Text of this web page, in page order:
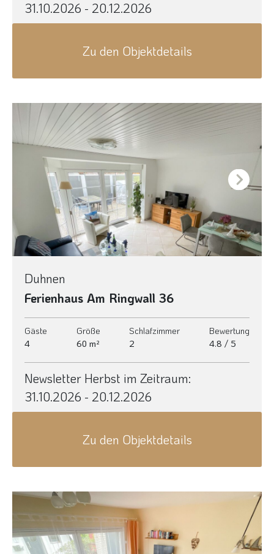
31.10.2026 - 20.12.2026
Zu den Objektdetails
Duhnen
Ferienhaus Am Ringwall 36
Gäste
4
Größe
60 m²
Schlafzimmer
2
Bewertung
4.8 / 5
Newsletter Herbst im Zeitraum:
31.10.2026 - 20.12.2026
Zu den Objektdetails